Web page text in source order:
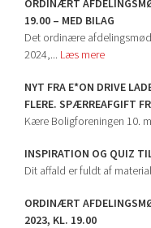
ORDINÆRT
19.00 – MED BILAG
Det ordinære
2024,... Læs mere
NYT FRA E*ON DRIVE
FLERE. SPÆRREAFGIFT
Kære Boligforeningen 10.
INSPIRATION OG QUIZ
Dit affald er fuldt af
ORDINÆRT
2023, KL. 19.00